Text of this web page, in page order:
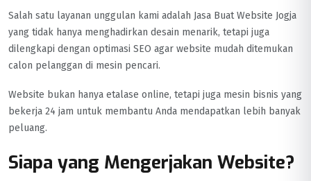
Salah satu layanan unggulan kami adalah Jasa Buat Website Jogja
yang tidak hanya menghadirkan desain menarik, tetapi juga
dilengkapi dengan optimasi SEO agar website mudah ditemukan
calon pelanggan di mesin pencari.
Website bukan hanya etalase online, tetapi juga mesin bisnis yang
bekerja 24 jam untuk membantu Anda mendapatkan lebih banyak
peluang.
Siapa yang Mengerjakan Website?